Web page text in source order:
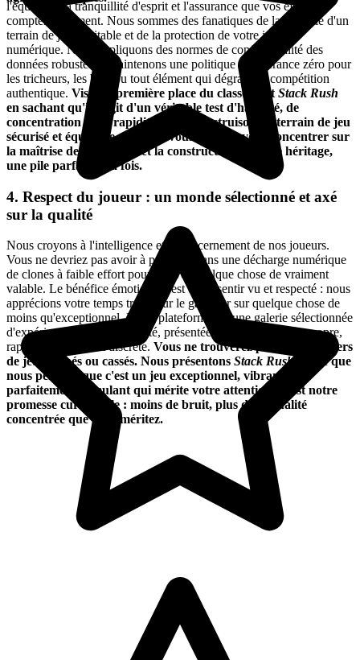
l'équité est la tranquillité d'esprit et l'assurance que vos efforts
comptent vraiment. Nous sommes des fanatiques de la garantie d'un
terrain de jeu équitable et de la protection de votre identité
numérique. Nous appliquons des normes de confidentialité des
données robustes et maintenons une politique de tolérance zéro pour
les tricheurs, les bots ou tout élément qui dégrade la compétition
authentique. Visez la première place du classement Stack Rush
en sachant qu'il s'agit d'un véritable test d'habileté, de
concentration et de rapidité. Nous construisons le terrain de jeu
sécurisé et équitable, afin que vous puissiez vous concentrer sur
la maîtrise de la rotation et la construction de votre héritage,
une pile parfaite à la fois.
4. Respect du joueur : un monde sélectionné et axé
sur la qualité
Nous croyons à l'intelligence et au discernement de nos joueurs.
Vous ne devriez pas avoir à patauger dans une décharge numérique
de clones à faible effort pour trouver quelque chose de vraiment
valable. Le bénéfice émotionnel est de se sentir vu et respecté : nous
apprécions votre temps trop pour le gaspiller sur quelque chose de
moins qu'exceptionnel. Notre plateforme est une galerie sélectionnée
d'expériences de haute qualité, présentées via une interface propre,
rapide et totalement discrète. Vous ne trouverez pas ici des milliers
de jeux clonés ou cassés. Nous présentons Stack Rush parce que
nous pensons que c'est un jeu exceptionnel, vibrant et
parfaitement stimulant qui mérite votre attention. C'est notre
promesse curatoriale : moins de bruit, plus de la qualité
concentrée que vous méritez.